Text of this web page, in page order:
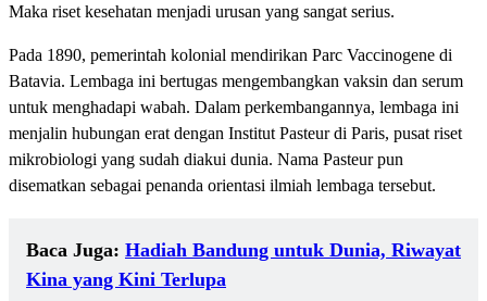
Maka riset kesehatan menjadi urusan yang sangat serius.
Pada 1890, pemerintah kolonial mendirikan Parc Vaccinogene di
Batavia. Lembaga ini bertugas mengembangkan vaksin dan serum
untuk menghadapi wabah. Dalam perkembangannya, lembaga ini
menjalin hubungan erat dengan Institut Pasteur di Paris, pusat riset
mikrobiologi yang sudah diakui dunia. Nama Pasteur pun
disematkan sebagai penanda orientasi ilmiah lembaga tersebut.
Baca Juga: Hadiah Bandung untuk Dunia, Riwayat
Kina yang Kini Terlupa